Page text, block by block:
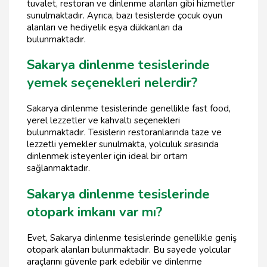
tuvalet, restoran ve dinlenme alanları gibi hizmetler
sunulmaktadır. Ayrıca, bazı tesislerde çocuk oyun
alanları ve hediyelik eşya dükkanları da
bulunmaktadır.
Sakarya dinlenme tesislerinde
yemek seçenekleri nelerdir?
Sakarya dinlenme tesislerinde genellikle fast food,
yerel lezzetler ve kahvaltı seçenekleri
bulunmaktadır. Tesislerin restoranlarında taze ve
lezzetli yemekler sunulmakta, yolculuk sırasında
dinlenmek isteyenler için ideal bir ortam
sağlanmaktadır.
Sakarya dinlenme tesislerinde
otopark imkanı var mı?
Evet, Sakarya dinlenme tesislerinde genellikle geniş
otopark alanları bulunmaktadır. Bu sayede yolcular
araçlarını güvenle park edebilir ve dinlenme